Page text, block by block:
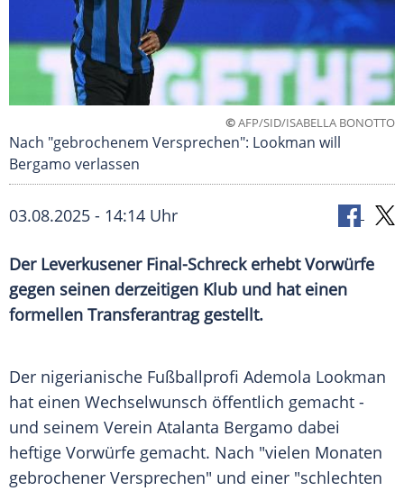
©AFP/SID/ISABELLA BONOTTO
Nach "gebrochenem Versprechen": Lookman will
Bergamo verlassen
03.08.2025 - 14:14 Uhr
Der Leverkusener Final-Schreck erhebt Vorwürfe
gegen seinen derzeitigen Klub und hat einen
formellen Transferantrag gestellt.
Der nigerianische Fußballprofi Ademola Lookman
hat einen Wechselwunsch öffentlich gemacht -
und seinem Verein Atalanta Bergamo dabei
heftige Vorwürfe gemacht. Nach "vielen Monaten
gebrochener Versprechen" und einer "schlechten